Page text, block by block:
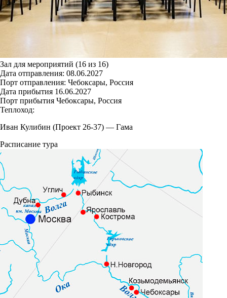
Зал для мероприятий (16 из 16)
Дата отправления: 08.06.2027
Порт отправления: Чебоксары, Россия
Дата прибытия 16.06.2027
Порт прибытия Чебоксары, Россия
Теплоход:
Иван Кулибин (Проект 26-37) — Гама
Расписание тура